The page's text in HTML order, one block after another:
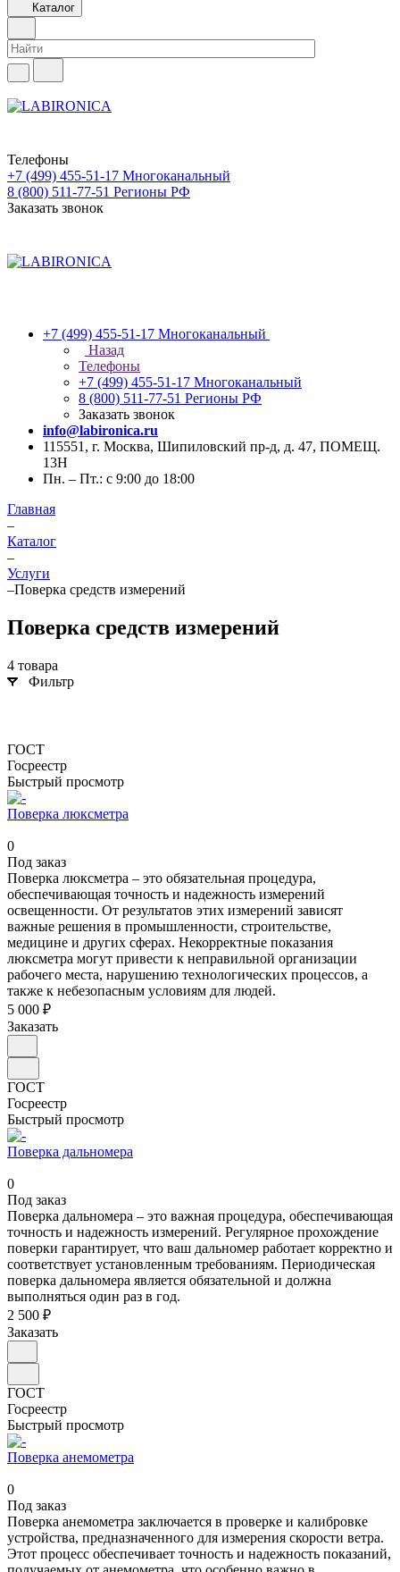
Каталог
Телефоны
+7 (499) 455-51-17 Многоканальный
8 (800) 511-77-51 Регионы РФ
Заказать звонок
+7 (499) 455-51-17 Многоканальный
Назад
Телефоны
+7 (499) 455-51-17 Многоканальный
8 (800) 511-77-51 Регионы РФ
Заказать звонок
info@labironica.ru
115551, г. Москва, Шипиловский пр-д, д. 47, ПОМЕЩ.
13Н
Пн. – Пт.: с 9:00 до 18:00
Главная
–
Каталог
–
Услуги
–Поверка средств измерений
Поверка средств измерений
4 товара
Фильтр
ГОСТ
Госреестр
Быстрый просмотр
Поверка люксметра
0
Под заказ
Поверка люксметра – это обязательная процедура,
обеспечивающая точность и надежность измерений
освещенности. От результатов этих измерений зависят
важные решения в промышленности, строительстве,
медицине и других сферах. Некорректные показания
люксметра могут привести к неправильной организации
рабочего места, нарушению технологических процессов, а
также к небезопасным условиям для людей.
5 000 ₽
Заказать
ГОСТ
Госреестр
Быстрый просмотр
Поверка дальномера
0
Под заказ
Поверка дальномера – это важная процедура, обеспечивающая
точность и надежность измерений. Регулярное прохождение
поверки гарантирует, что ваш дальномер работает корректно и
соответствует установленным требованиям. Периодическая
поверка дальномера является обязательной и должна
выполняться один раз в год.
2 500 ₽
Заказать
ГОСТ
Госреестр
Быстрый просмотр
Поверка анемометра
0
Под заказ
Поверка анемометра заключается в проверке и калибровке
устройства, предназначенного для измерения скорости ветра.
Этот процесс обеспечивает точность и надежность показаний,